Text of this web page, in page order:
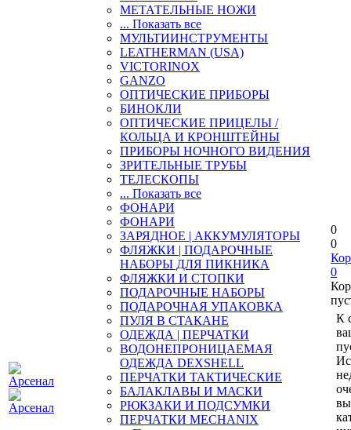
МЕТАТЕЛЬНЫЕ НОЖИ
... Показать все
МУЛЬТИИНСТРУМЕНТЫ
LEATHERMAN (USA)
VICTORINOX
GANZO
ОПТИЧЕСКИЕ ПРИБОРЫ
БИНОКЛИ
ОПТИЧЕСКИЕ ПРИЦЕЛЫ /
КОЛЬЦА И КРОНШТЕЙНЫ
ПРИБОРЫ НОЧНОГО ВИДЕНИЯ
ЗРИТЕЛЬНЫЕ ТРУБЫ
ТЕЛЕСКОПЫ
... Показать все
ФОНАРИ
ФОНАРИ
ЗАРЯДНОЕ | АККУМУЛЯТОРЫ
ФЛЯЖКИ | ПОДАРОЧНЫЕ
НАБОРЫ ДЛЯ ПИКНИКА
ФЛЯЖКИ И СТОПКИ
ПОДАРОЧНЫЕ НАБОРЫ
ПОДАРОЧНАЯ УПАКОВКА
ПУЛЯ В СТАКАНЕ
ОДЕЖДА | ПЕРЧАТКИ
ВОДОНЕПРОНИЦАЕМАЯ
ОДЕЖДА DEXSHELL
ПЕРЧАТКИ ТАКТИЧЕСКИЕ
БАЛАКЛАВЫ И МАСКИ
РЮКЗАКИ И ПОДСУМКИ
ПЕРЧАТКИ MECHANIX
0
0
0
К